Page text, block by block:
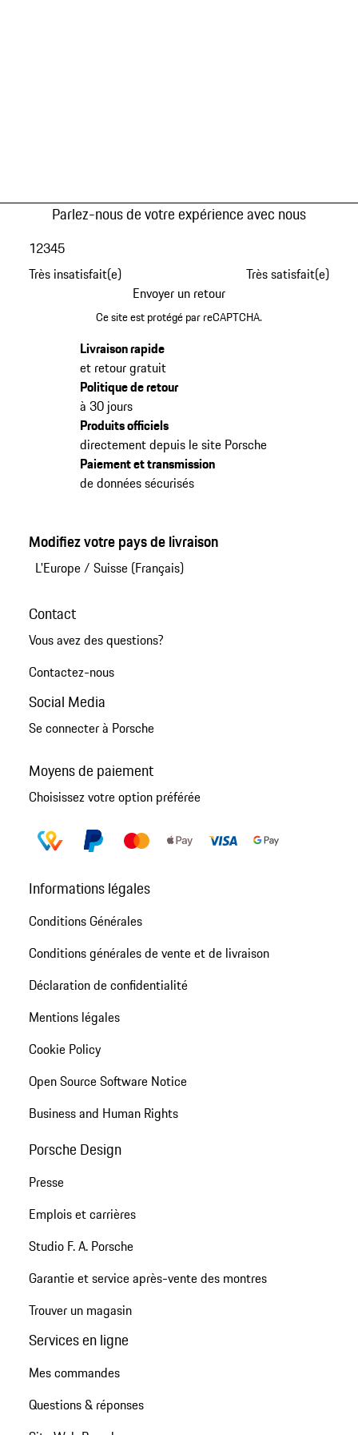
Parlez-nous de votre expérience avec nous
Très insatisfait(e)
12345
Très satisfait(e)
Envoyer un retour
Ce site est protégé par reCAPTCHA.
Livraison rapide
et retour gratuit
Politique de retour
à 30 jours
Produits officiels
directement depuis le site Porsche
Paiement et transmission
de données sécurisés
Modifiez votre pays de livraison
L'Europe/ Suisse (Français)
Contact
Vous avez des questions?
Contactez-nous
Social Media
Se connecter à Porsche
Moyens de paiement
Choisissez votre option préférée
Informations légales
Conditions Générales
Conditions générales de vente et de livraison
Déclaration de confidentialité
Mentions légales
Cookie Policy
Open Source Software Notice
Business and Human Rights
Porsche Design
Presse
Emplois et carrières
Studio F. A. Porsche
Garantie et service après-vente des montres
Trouver un magasin
Services en ligne
Mes commandes
Questions & réponses